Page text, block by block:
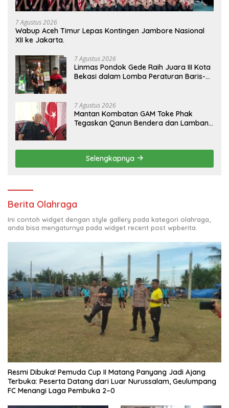
7 Agustus 2026
Wabup Aceh Timur Lepas Kontingen Jambore Nasional
XII ke Jakarta.
7 Agustus 2026
Linmas Pondok Gede Raih Juara III Kota
Bekasi dalam Lomba Peraturan Baris-
7 Agustus 2026
Mantan Kombatan GAM Toke Phak
Tegaskan Qanun Bendera dan Lambang
Selengkapnya
Berita Olahraga
Ini contoh widget dengan style gallery pada kategori olahraga,
anda bisa mengaturnya pada widget recent post wpberita.
Resmi Dibuka! Pemuda Cup II Matang Panyang Jadi Ajang
Terbuka: Peserta Datang dari Luar Nurussalam, Geulumpang
FC Menangi Laga Pembuka 2–0